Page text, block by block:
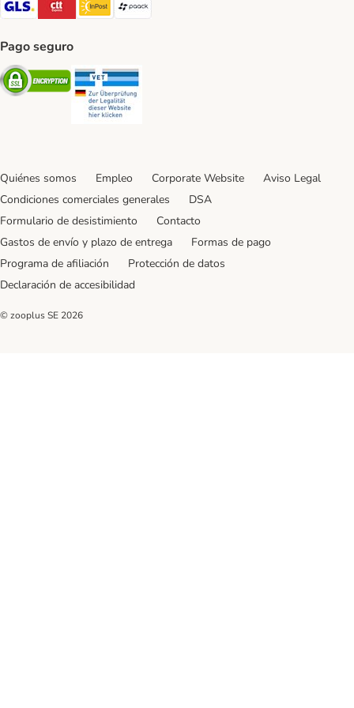
Pago seguro
Security
Quiénes somos Empleo Corporate Website
Aviso Legal
Condiciones comerciales generales
DSA
Formulario de desistimiento
Contacto
Gastos de envío y plazo de entrega
Formas de pago
Programa de afiliación
Protección de datos
Declaración de accesibilidad
© zooplus SE 2026